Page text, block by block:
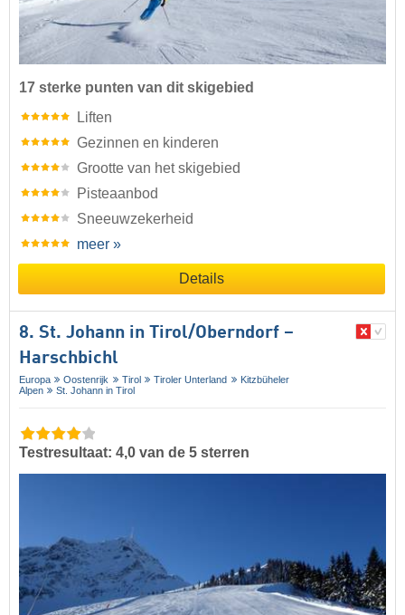
17 sterke punten van dit skigebied
Liften
Gezinnen en kinderen
Grootte van het skigebied
Pisteaanbod
Sneeuwzekerheid
meer »
Details
8. St. Johann in Tirol/​Oberndorf –
Harschbichl
Europa Oostenrijk Tirol Tiroler Unterland
Kitzbüheler
Alpen
St. Johann in Tirol
Testresultaat: 4,0 van de 5 sterren